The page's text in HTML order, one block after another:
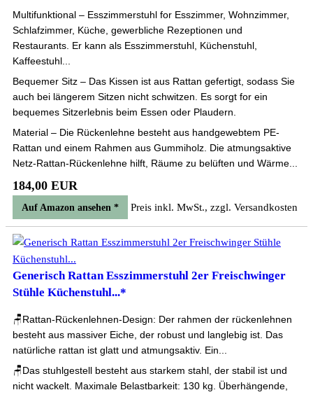
Multifunktional – Esszimmerstuhl for Esszimmer, Wohnzimmer,
Schlafzimmer, Küche, gewerbliche Rezeptionen und
Restaurants. Er kann als Esszimmerstuhl, Küchenstuhl,
Kaffeestuhl...
Bequemer Sitz – Das Kissen ist aus Rattan gefertigt, sodass Sie
auch bei längerem Sitzen nicht schwitzen. Es sorgt for ein
bequemes Sitzerlebnis beim Essen oder Plaudern.
Material – Die Rückenlehne besteht aus handgewebtem PE-
Rattan und einem Rahmen aus Gummiholz. Die atmungsaktive
Netz-Rattan-Rückenlehne hilft, Räume zu belüften und Wärme...
184,00 EUR
Auf Amazon ansehen * Preis inkl. MwSt., zzgl. Versandkosten
Generisch Rattan Esszimmerstuhl 2er Freischwinger
Stühle Küchenstuhl...*
🪑Rattan-Rückenlehnen-Design: Der rahmen der rückenlehnen
besteht aus massiver Eiche, der robust und langlebig ist. Das
natürliche rattan ist glatt und atmungsaktiv. Ein...
🪑Das stuhlgestell besteht aus starkem stahl, der stabil ist und
nicht wackelt. Maximale Belastbarkeit: 130 kg. Überhängende,